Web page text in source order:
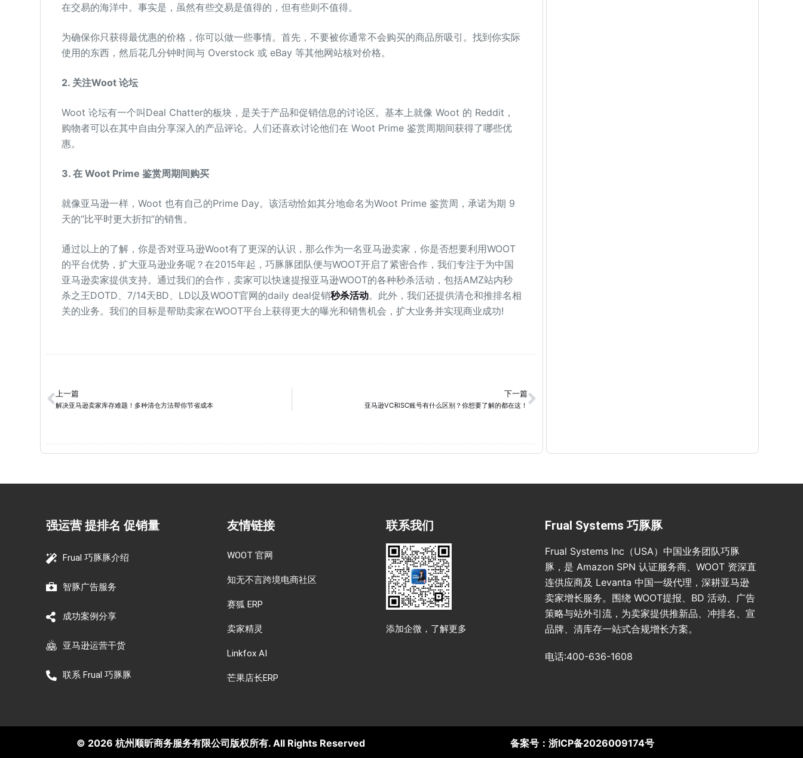
在交易的海洋中。事实是，虽然有些交易是值得的，但有些则不值得。
为确保你只获得最优惠的价格，你可以做一些事情。首先，不要被你通常不会购买的商品所吸引。找到你实际
使用的东西，然后花几分钟时间与 Overstock 或 eBay 等其他网站核对价格。
2. 关注Woot 论坛
Woot 论坛有一个叫Deal Chatter的板块，是关于产品和促销信息的讨论区。基本上就像 Woot 的 Reddit，
购物者可以在其中自由分享深入的产品评论。人们还喜欢讨论他们在 Woot Prime 鉴赏周期间获得了哪些优
惠。
3. 在 Woot Prime 鉴赏周期间购买
就像亚马逊一样，Woot 也有自己的Prime Day。该活动恰如其分地命名为Woot Prime 鉴赏周，承诺为期 9
天的“比平时更大折扣”的销售。
通过以上的了解，你是否对亚马逊Woot有了更深的认识，那么作为一名亚马逊卖家，你是否想要利用WOOT
的平台优势，扩大亚马逊业务呢？在2015年起，巧豚豚团队便与WOOT开启了紧密合作，我们专注于为中国
亚马逊卖家提供支持。通过我们的合作，卖家可以快速提报亚马逊WOOT的各种秒杀活动，包括AMZ站内秒
杀之王DOTD、7/14天BD、LD以及WOOT官网的daily deal促销秒杀活动。此外，我们还提供清仓和推排名相
关的业务。我们的目标是帮助卖家在WOOT平台上获得更大的曝光和销售机会，扩大业务并实现商业成功!
上一篇
解决亚马逊卖家库存难题！多种清仓方法帮你节省成本
下一篇
亚马逊VC和SC账号有什么区别？你想要了解的都在这！
强运营 提排名 促销量
Frual 巧豚豚介绍
智豚广告服务
成功案例分享
亚马逊运营干货
联系 Frual 巧豚豚
友情链接
WOOT 官网
知无不言跨境电商社区
赛狐 ERP
卖家精灵
Linkfox AI
芒果店长ERP
联系我们
添加企微，了解更多
Frual Systems 巧豚豚
Frual Systems Inc（USA）中国业务团队巧豚
豚，是 Amazon SPN 认证服务商、WOOT 资深直
连供应商及 Levanta 中国一级代理，深耕亚马逊
卖家增长服务。围绕 WOOT提报、BD 活动、广告
策略与站外引流，为卖家提供推新品、冲排名、宣
品牌、清库存一站式合规增长方案。
电话:400-636-1608
© 2026 杭州顺昕商务服务有限公司版权所有. All Rights Reserved 备案号： 浙ICP备2026009174号